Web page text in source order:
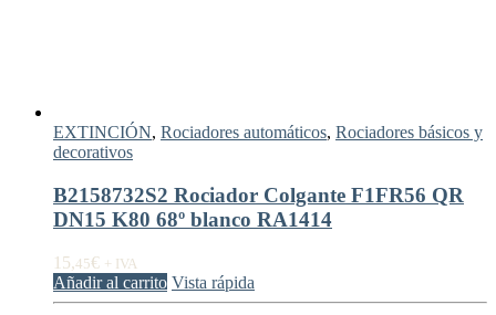
EXTINCIÓN, Rociadores automáticos, Rociadores básicos y
decorativos
B2158732S2 Rociador Colgante F1FR56 QR
DN15 K80 68º blanco RA1414
15,45€ + IVA
Añadir al carrito Vista rápida